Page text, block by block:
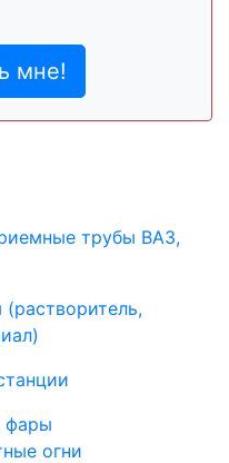
мне!
трубы ВАЗ,
фары
огни